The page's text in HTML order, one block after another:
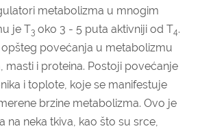
metabolizma u mnogim
je T3 oko 3 - 5 puta aktivniji od T4.
povećanja u metabolizmu
masti i proteina. Postoji povećanje
i toplote, koje se manifestuje
brzine metabolizma. Ovo je
na neka tkiva, kao što su srce,